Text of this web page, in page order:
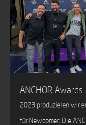
ANCHOR Awards
2023 produzieren wir
für Newcomer: Die